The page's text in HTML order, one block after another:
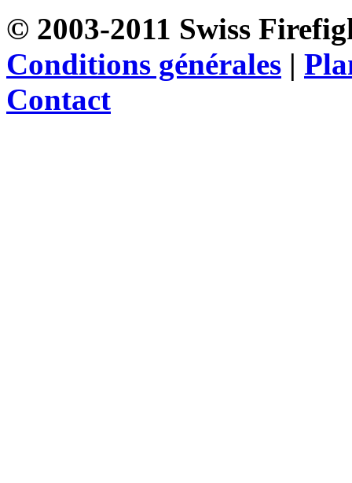
© 2003-2011 Swiss
Conditions générales |
Contact